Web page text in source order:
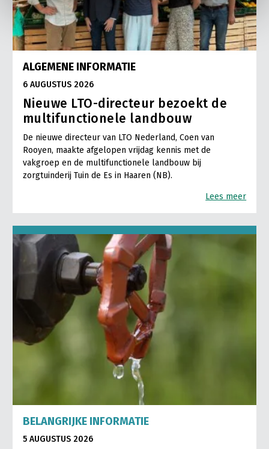
ALGEMENE INFORMATIE
6 AUGUSTUS 2026
Nieuwe LTO-directeur bezoekt de
multifunctionele landbouw
De nieuwe directeur van LTO Nederland, Coen van
Rooyen, maakte afgelopen vrijdag kennis met de
vakgroep en de multifunctionele landbouw bij
zorgtuinderij Tuin de Es in Haaren (NB).
Lees meer
BELANGRIJKE INFORMATIE
5 AUGUSTUS 2026